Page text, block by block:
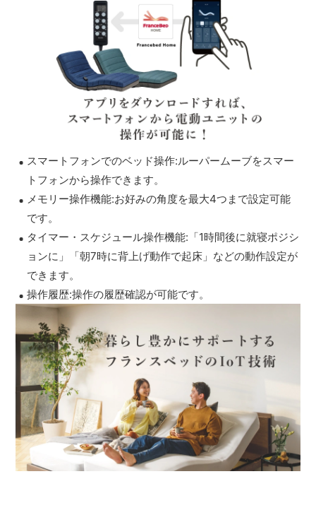
スマートフォンでのベッド操作:ルーパームーブをスマー
トフォンから操作できます。
メモリー操作機能:お好みの角度を最大4つまで設定可能
です。
タイマー・スケジュール操作機能:「1時間後に就寝ポジシ
ョンに」「朝7時に背上げ動作で起床」などの動作設定が
できます。
操作履歴:操作の履歴確認が可能です。